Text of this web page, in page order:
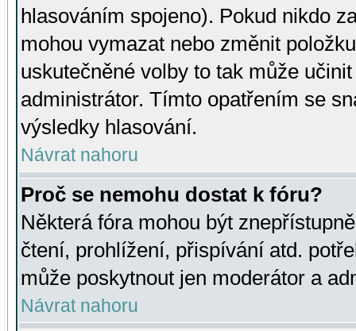
hlasováním spojeno). Pokud nikdo
mohou vymazat nebo změnit
uskutečněné volby to tak může
administrátor. Tímto opatřením se
výsledky hlasování.
Návrat nahoru
Proč se nemohu dostat k fóru?
Některá fóra mohou být
čtení, prohlížení, přispívání atd.
může poskytnout jen moderátor a
Návrat nahoru